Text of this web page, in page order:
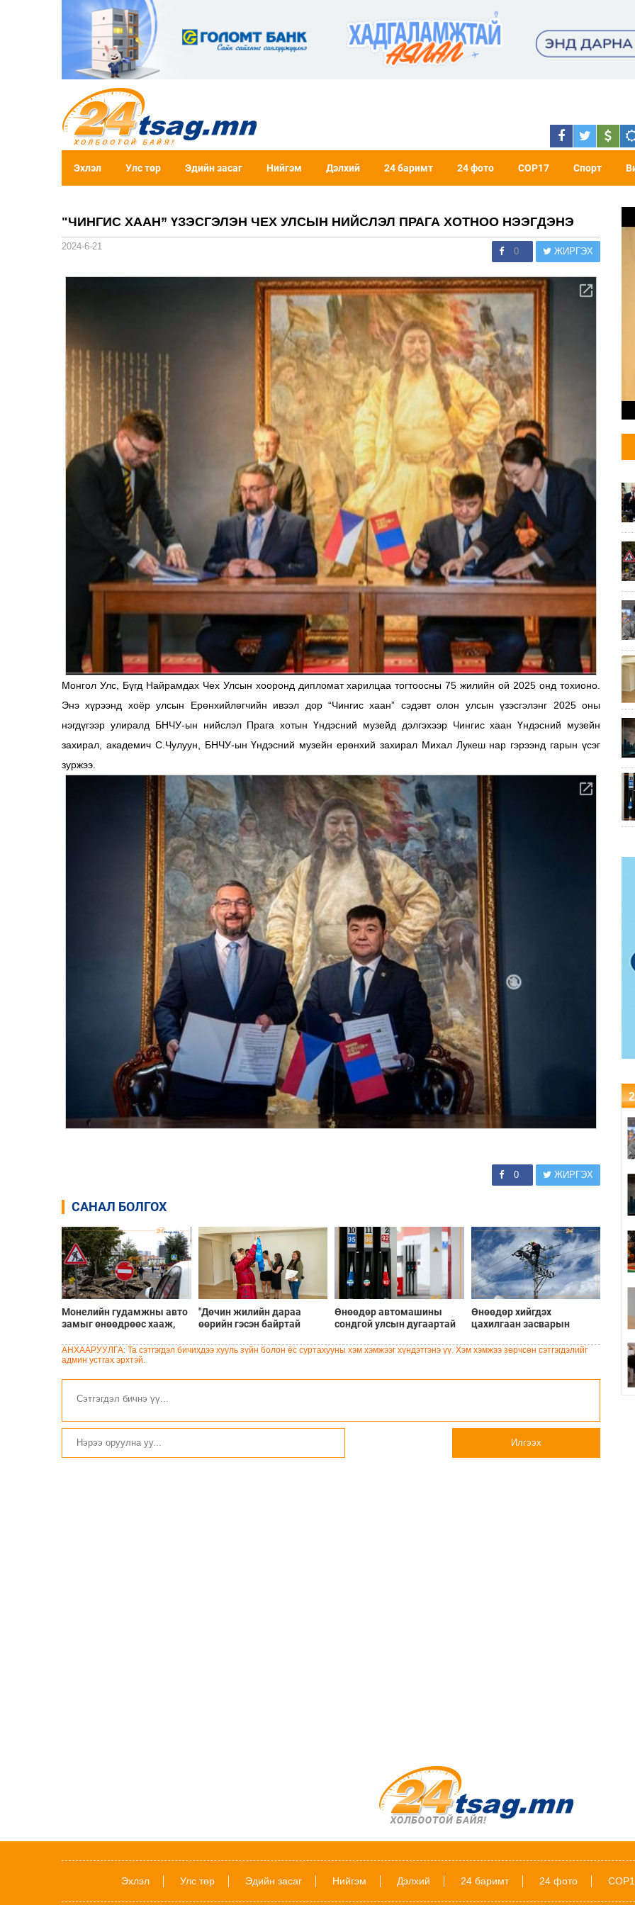
Эхлэл Улс төр Эдийн засаг Нийгэм Дэлхий 24 баримт 24 фото COP17 Спорт
"ЧИНГИС ХААН” ҮЗЭСГЭЛЭН ЧЕХ УЛСЫН НИЙСЛЭЛ ПРАГА ХОТНОО НЭЭГДЭНЭ
2024-6-21 0 ЖИРГЭХ
Монгол Улс, Бүгд Найрамдах Чех Улсын хооронд дипломат харилцаа тогтоосны 75 жилийн ой 2025 онд тохионо.
Энэ хүрээнд хоёр улсын Ерөнхийлөгчийн ивээл дор “Чингис хаан” сэдэвт олон улсын үзэсгэлэнг 2025 оны
нэгдүгээр улиралд БНЧУ-ын нийслэл Прага хотын Үндэсний музейд дэлгэхээр Чингис хаан Үндэсний музейн
захирал, академич С.Чулуун, БНЧУ-ын Үндэсний музейн ерөнхий захирал Михал Лукеш нар гэрээнд гарын үсэг
зуржээ.
0 ЖИРГЭХ
САНАЛ БОЛГОХ
Монелийн гудамжны авто
замыг өнөөдрөөс хааж,
"Дөчин жилийн дараа
өөрийн гэсэн байртай
Өнөөдөр автомашины
сондгой улсын дугаартай
олгоно
Өнөөдөр хийгдэх
цахилгаан засварын
АНХААРУУЛГА: Та сэтгэгдэл бичихдээ хууль зүйн болон ёс суртахууны хэм хэмжээг хүндэтгэнэ үү. Хэм хэмжээ зөрчсөн сэтгэгдэлийг
админ устгах эрхтэй.
Илгээх
Эхлэл Улс төр Эдийн засаг Нийгэм Дэлхий 24 баримт 24 фото